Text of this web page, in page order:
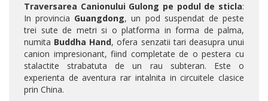
Traversarea Canionului Gulong pe podul de sticla:
In provincia Guangdong, un pod suspendat de peste
trei sute de metri si o platforma in forma de palma,
numita Buddha Hand, ofera senzatii tari deasupra unui
canion impresionant, fiind completate de o pestera cu
stalactite strabatuta de un rau subteran. Este o
experienta de aventura rar intalnita in circuitele clasice
prin China.